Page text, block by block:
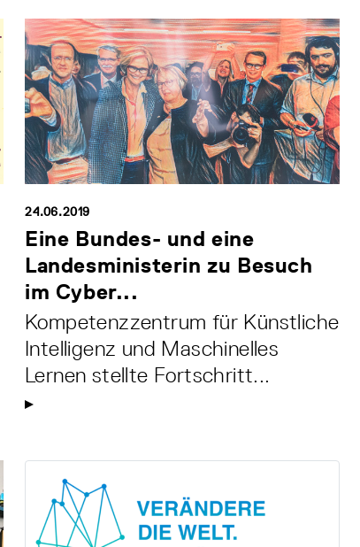
24.06.2019
Eine Bundes- und eine
Landesministerin zu Besuch
im Cyber...
Kompetenzzentrum für Künstliche
Intelligenz und Maschinelles
Lernen stellte Fortschritt...